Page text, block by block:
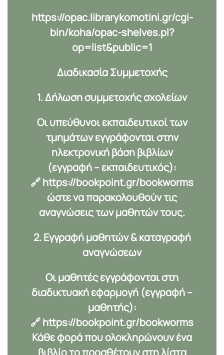
https://opac.librarykomotini.gr/cgi-
bin/koha/opac-shelves.pl?
op=list&public=1
Διαδικασία Συμμετοχής
1. Δήλωση συμμετοχής σχολείων
Οι υπεύθυνοι εκπαιδευτικοί των
τμημάτων εγγράφονται στην
ηλεκτρονική βάση βιβλίων
(εγγραφή – εκπαιδευτικός):
🔗https://bookpoint.gr/bookworms
ώστε να παρακολουθούν τις
αναγνώσεις των μαθητών τους.
2. Εγγραφή μαθητών & καταγραφή
αναγνώσεων
Οι μαθητές εγγράφονται στη
διαδικτυακή εφαρμογή (εγγραφή –
μαθητής):
🔗https://bookpoint.gr/bookworms
Κάθε φορά που ολοκληρώνουν ένα